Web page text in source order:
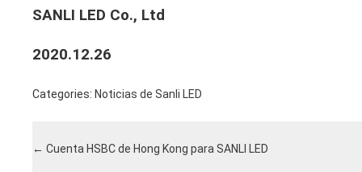
SANLI LED Co., Ltd
2020.12.26
Categories: Noticias de Sanli LED
← Cuenta HSBC de Hong Kong para SANLI LED